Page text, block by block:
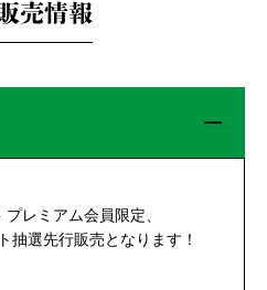
売情報
レミアム会員限定、
抽選先行販売となります！